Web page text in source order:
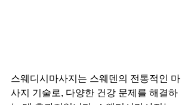
스웨디시마사지는 스웨덴의 전통적인 마
사지 기술로, 다양한 건강 문제를 해결하